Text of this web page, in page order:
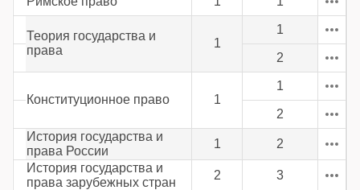
Теория государства и
права
1
1
2
Конституционное право 1
1
2
История государства и
права России
1
2
История государства и
права зарубежных стран
2 3